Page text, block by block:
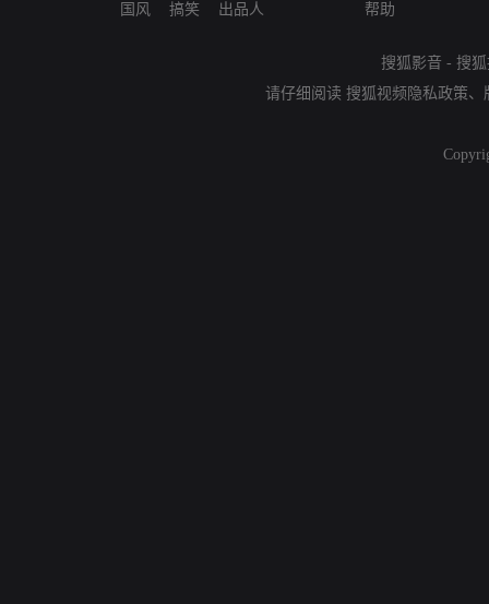
国风
搞笑
出品人
帮助
搜狐影音 - 搜
请仔细阅读 搜狐视频隐私政策、